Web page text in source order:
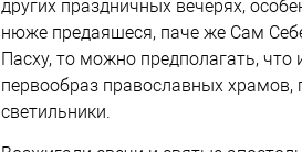
других праздничных вечерях,
нюже предаяшеся, паче же Сам
Пасху, то можно предполагать, что
первообраз православных
светильники.